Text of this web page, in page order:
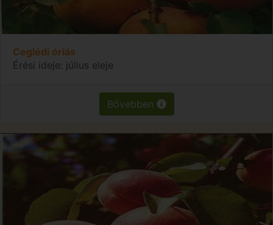
Ceglédi óriás
Érési ideje: július eleje
Bővebben